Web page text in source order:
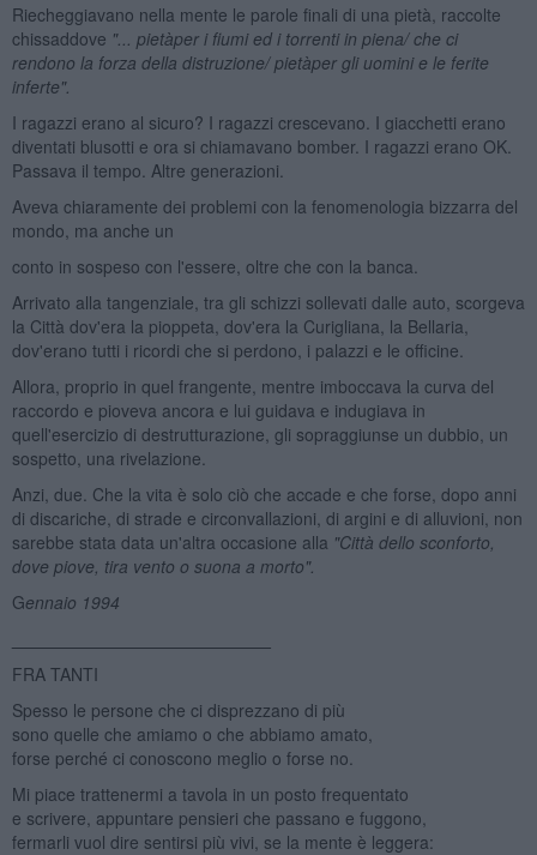
Riecheggiavano nella mente le parole finali di una pietà, raccolte
chissaddove "... pietàper i fiumi ed i torrenti in piena/ che ci
rendono la forza della distruzione/ pietàper gli uomini e le ferite
inferte".
I ragazzi erano al sicuro? I ragazzi crescevano. I giacchetti erano
diventati blusotti e ora si chiamavano bomber. I ragazzi erano OK.
Passava il tempo. Altre generazioni.
Aveva chiaramente dei problemi con la fenomenologia bizzarra del
mondo, ma anche un
conto in sospeso con l'essere, oltre che con la banca.
Arrivato alla tangenziale, tra gli schizzi sollevati dalle auto, scorgeva
la Città dov'era la pioppeta, dov'era la Curigliana, la Bellaria,
dov'erano tutti i ricordi che si perdono, i palazzi e le officine.
Allora, proprio in quel frangente, mentre imboccava la curva del
raccordo e pioveva ancora e lui guidava e indugiava in
quell'esercizio di destrutturazione, gli sopraggiunse un dubbio, un
sospetto, una rivelazione.
Anzi, due. Che la vita è solo ciò che accade e che forse, dopo anni
di discariche, di strade e circonvallazioni, di argini e di alluvioni, non
sarebbe stata data un'altra occasione alla "Città dello sconforto,
dove piove, tira vento o suona a morto".
Gennaio 1994
FRA TANTI
Spesso le persone che ci disprezzano di più
sono quelle che amiamo o che abbiamo amato,
forse perché ci conoscono meglio o forse no.
Mi piace trattenermi a tavola in un posto frequentato
e scrivere, appuntare pensieri che passano e fuggono,
fermarli vuol dire sentirsi più vivi, se la mente è leggera: